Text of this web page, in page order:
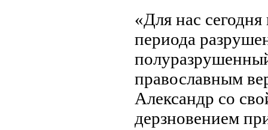
«Для нас
периода
православным
Александр со
дерзновением